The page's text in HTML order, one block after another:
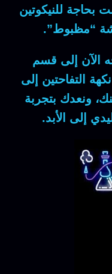
بحاجة للنيكوتين
“مظبوط”.
الآن إلى قسم
التفاحتين إلى
ونعدك بتجربة
إلى الأبد.